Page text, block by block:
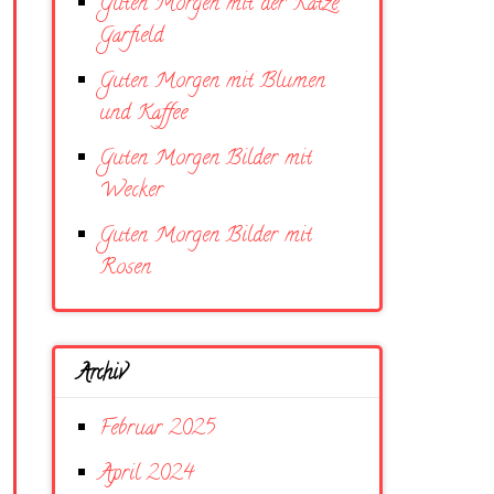
Garfield
Guten Morgen mit Blumen
und Kaffee
Guten Morgen Bilder mit
Wecker
Guten Morgen Bilder mit
Rosen
Archiv
Februar 2025
April 2024